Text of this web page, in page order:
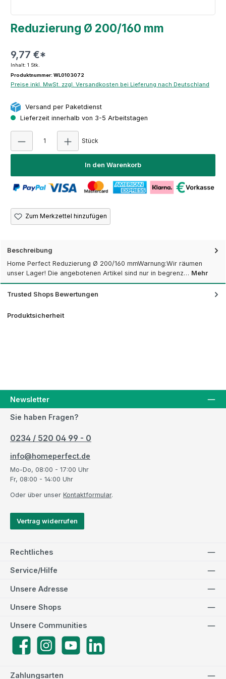
Reduzierung Ø 200/160 mm
9,77 €*
Inhalt: 1 Stk.
Produktnummer: WL0103072
Preise inkl. MwSt. zzgl. Versandkosten bei Lieferung nach Deutschland
Versand per Paketdienst
Lieferzeit innerhalb von 3-5 Arbeitstagen
Stück
In den Warenkorb
Zum Merkzettel hinzufügen
Beschreibung
Home Perfect Reduzierung Ø 200/160 mmWarnung:Wir räumen
unser Lager! Die angebotenen Artikel sind nur in begrenz… Mehr
Trusted Shops Bewertungen
Produktsicherheit
Newsletter
Sie haben Fragen?
0234 / 520 04 99 - 0
info@homeperfect.de
Mo-Do, 08:00 - 17:00 Uhr
Fr, 08:00 - 14:00 Uhr
Oder über unser Kontaktformular.
Vertrag widerrufen
Rechtliches
Service/Hilfe
Zahlungsarten
Unsere Adresse
Unsere Communities
FacebookInstagramYouTube
Unsere Shops